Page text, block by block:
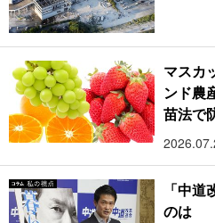
マスカ
ンド農
苗法で
「中
のは